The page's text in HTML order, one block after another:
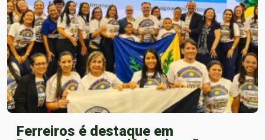
Ferreiros é destaque em